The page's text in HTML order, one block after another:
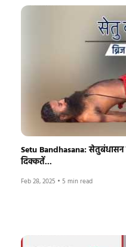
Setu Bandhasana:
दिक्कतें...
Feb 28, 2025 • 5 min read